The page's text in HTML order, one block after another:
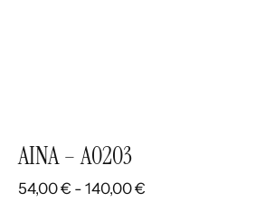
AINA – A0203
54,00€ - 140,00€